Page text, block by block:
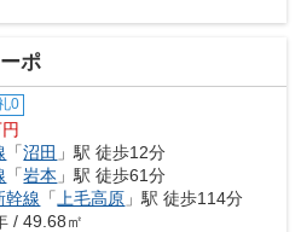
ポ
0
「沼田 」駅 徒歩12分
「岩本 」駅 徒歩61分
幹線 「 上毛高原 」駅 徒歩114分
/ 49.68㎡